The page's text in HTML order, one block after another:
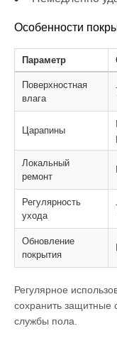
Особенности
Параметр
Поверхностная
влага
Царапины
Локальный
ремонт
Регулярность
ухода
Обновление
покрытия
Регулярное
сохранить защитные
службы пола.